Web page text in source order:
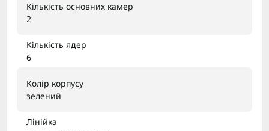
Кількість основних камер
2
Кількість ядер
6
Колір корпусу
зелений
Лінійка